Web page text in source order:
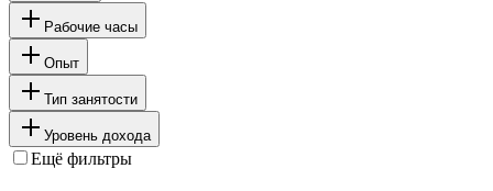
Рабочие часы
Опыт
Тип занятости
Уровень дохода
Ещё фильтры